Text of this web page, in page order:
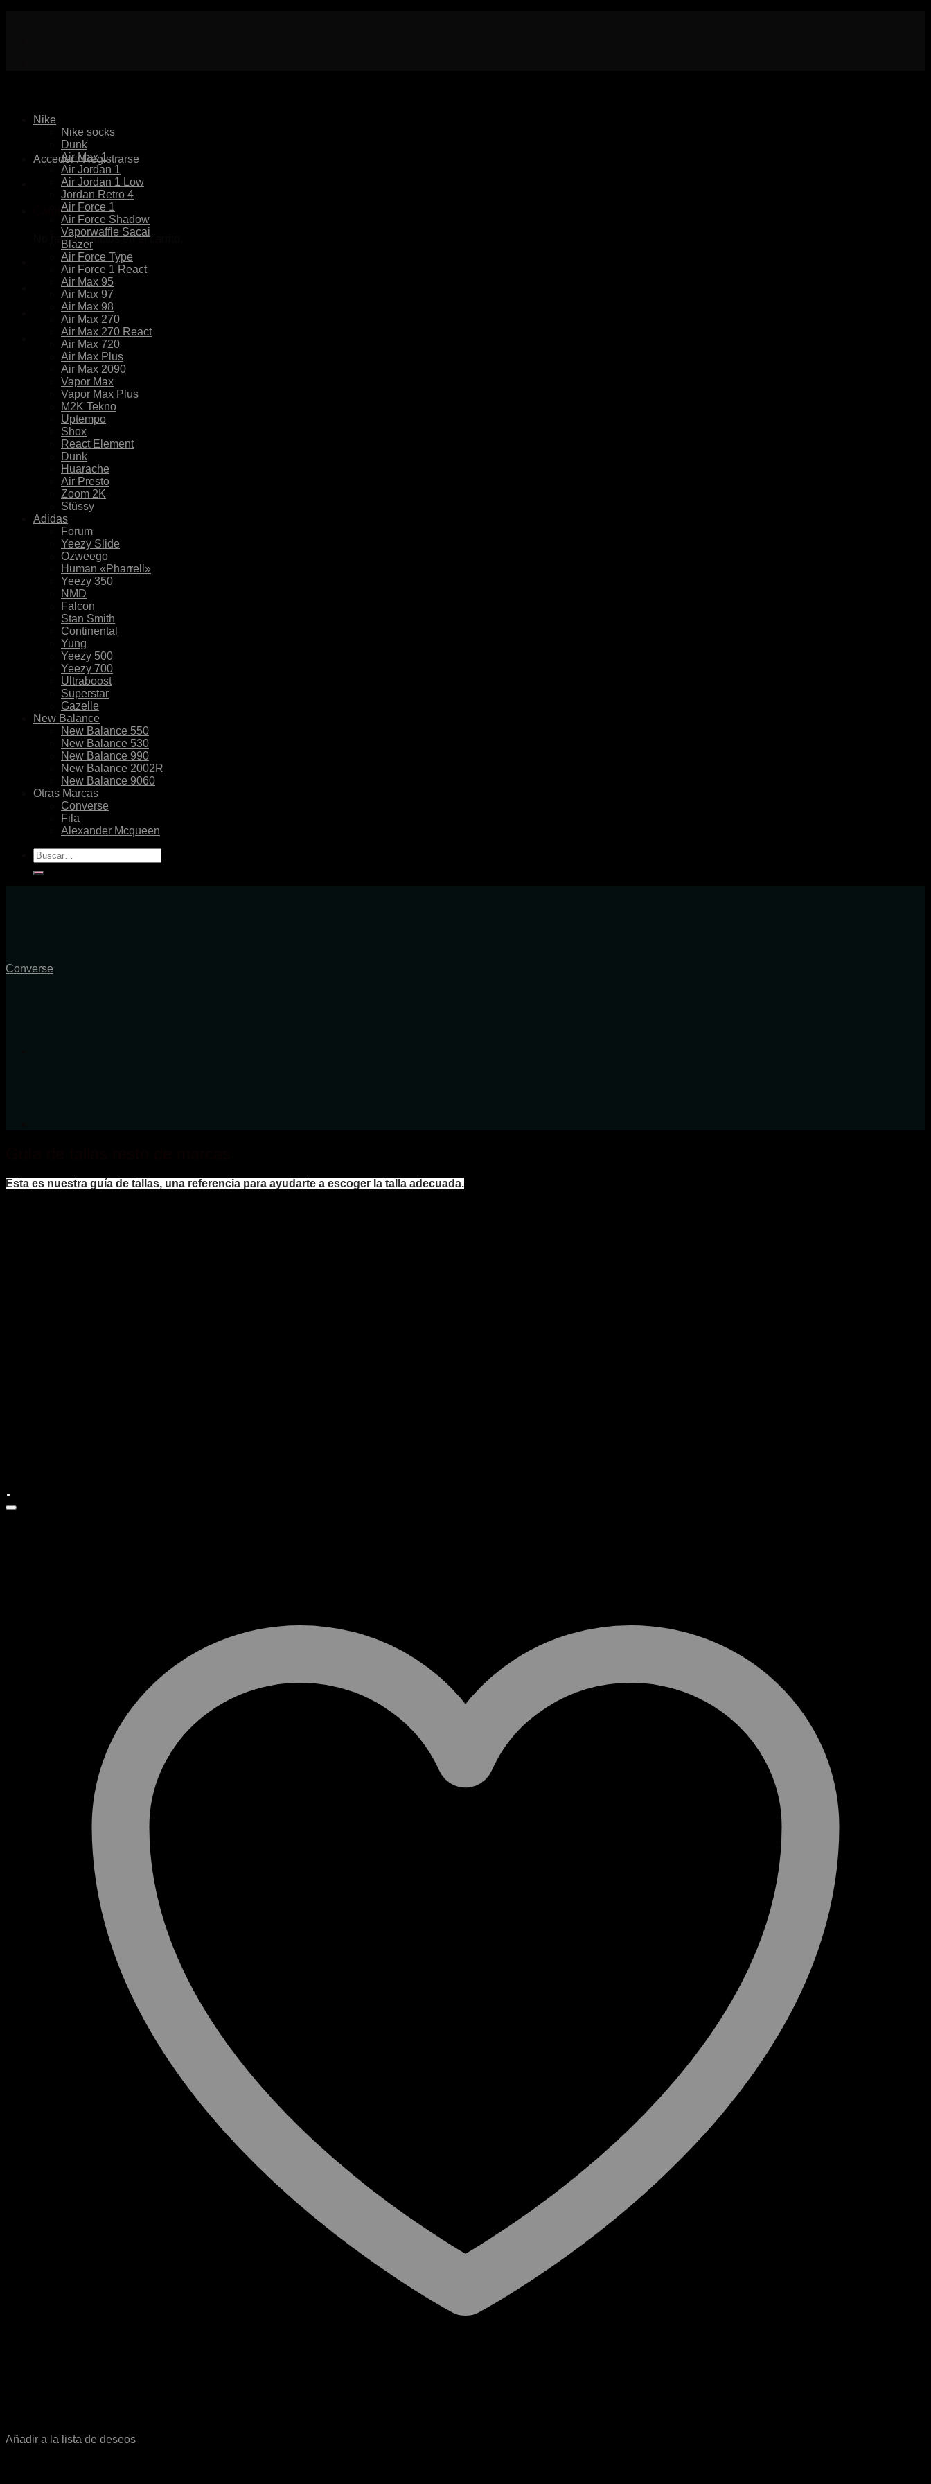
Acceder / Registrarse
Carrito
No hay productos en el carrito.
Nike
Nike socks
Dunk
Air Max 1
Air Jordan 1
Air Jordan 1 Low
Jordan Retro 4
Air Force 1
Air Force Shadow
Vaporwaffle Sacai
Blazer
Air Force Type
Air Force 1 React
Air Max 95
Air Max 97
Air Max 98
Air Max 270
Air Max 270 React
Air Max 720
Air Max Plus
Air Max 2090
Vapor Max
Vapor Max Plus
M2K Tekno
Uptempo
Shox
React Element
Dunk
Huarache
Air Presto
Zoom 2K
Stüssy
Adidas
Forum
Yeezy Slide
Ozweego
Human «Pharrell»
Yeezy 350
NMD
Falcon
Stan Smith
Continental
Yung
Yeezy 500
Yeezy 700
Ultraboost
Superstar
Gazelle
New Balance
New Balance 550
New Balance 530
New Balance 990
New Balance 2002R
New Balance 9060
Otras Marcas
Converse
Fila
Alexander Mcqueen
Buscar
por:
Converse
Esta es nuestra guía de tallas, una referencia para ayudarte a escoger la talla adecuada.
Añadir a la lista de deseos